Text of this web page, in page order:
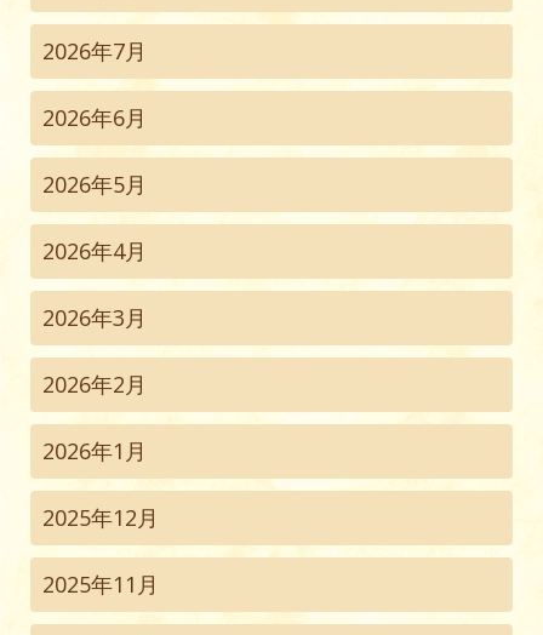
2026年7月
2026年6月
2026年5月
2026年4月
2026年3月
2026年2月
2026年1月
2025年12月
2025年11月